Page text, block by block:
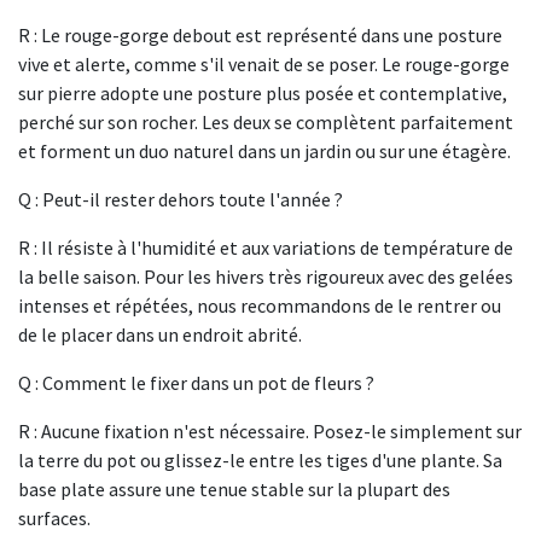
R : Le rouge-gorge debout est représenté dans une posture
vive et alerte, comme s'il venait de se poser. Le rouge-gorge
sur pierre adopte une posture plus posée et contemplative,
perché sur son rocher. Les deux se complètent parfaitement
et forment un duo naturel dans un jardin ou sur une étagère.
Q : Peut-il rester dehors toute l'année ?
R : Il résiste à l'humidité et aux variations de température de
la belle saison. Pour les hivers très rigoureux avec des gelées
intenses et répétées, nous recommandons de le rentrer ou
de le placer dans un endroit abrité.
Q : Comment le fixer dans un pot de fleurs ?
R : Aucune fixation n'est nécessaire. Posez-le simplement sur
la terre du pot ou glissez-le entre les tiges d'une plante. Sa
base plate assure une tenue stable sur la plupart des
surfaces.